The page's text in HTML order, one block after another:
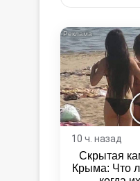
10 ч. назад
Скрытая
Крыма: Что